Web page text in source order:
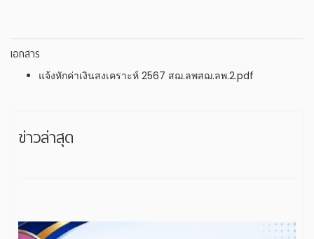
เอกสาร
แจ้งหักค่าเงินสงเคราะห์ 2567 สฌ.ลพสฌ.ลพ.2.pdf
ข่าวล่าสุด